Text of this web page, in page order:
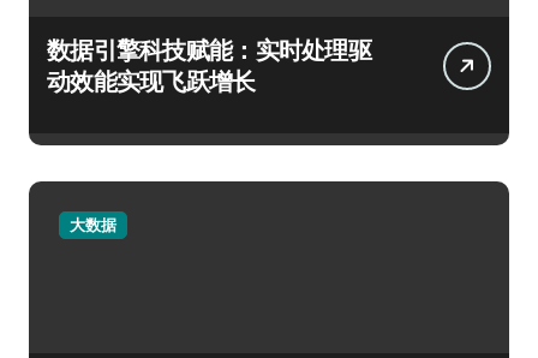
数据引擎科技赋能：实时处理驱
动效能实现飞跃增长
大数据